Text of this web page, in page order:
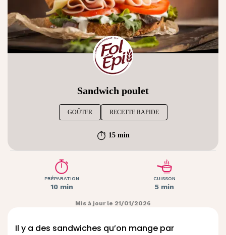
Sandwich poulet
GOÛTER RECETTE RAPIDE
15 min
PRÉPARATION
10 min
CUISSON
5 min
Mis à jour le 21/01/2026
Il y a des sandwiches qu’on mange par